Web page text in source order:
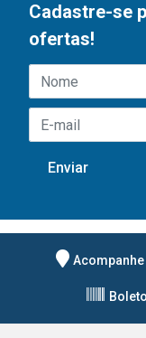
Cadastre-se
ofertas!